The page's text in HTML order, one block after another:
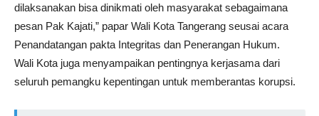
dilaksanakan bisa dinikmati oleh masyarakat sebagaimana
pesan Pak Kajati,” papar Wali Kota Tangerang seusai acara
Penandatangan pakta Integritas dan Penerangan Hukum.
Wali Kota juga menyampaikan pentingnya kerjasama dari
seluruh pemangku kepentingan untuk memberantas korupsi.